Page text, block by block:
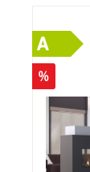
A
%